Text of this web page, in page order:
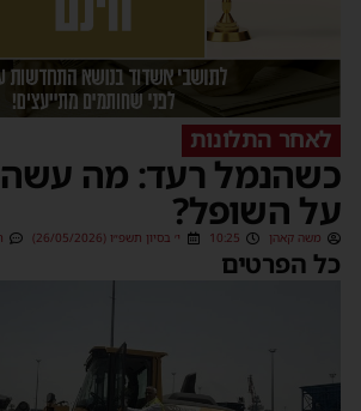
לאחר התלונות
כשהנמל רעד: מה
על השופל?
משה קאהן 10:25 י׳ בסיון תשפ״ו (26/05/2026)
כל הפרטים